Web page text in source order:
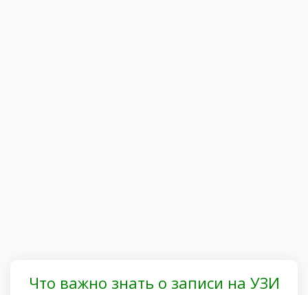
Что важно знать о записи на УЗИ